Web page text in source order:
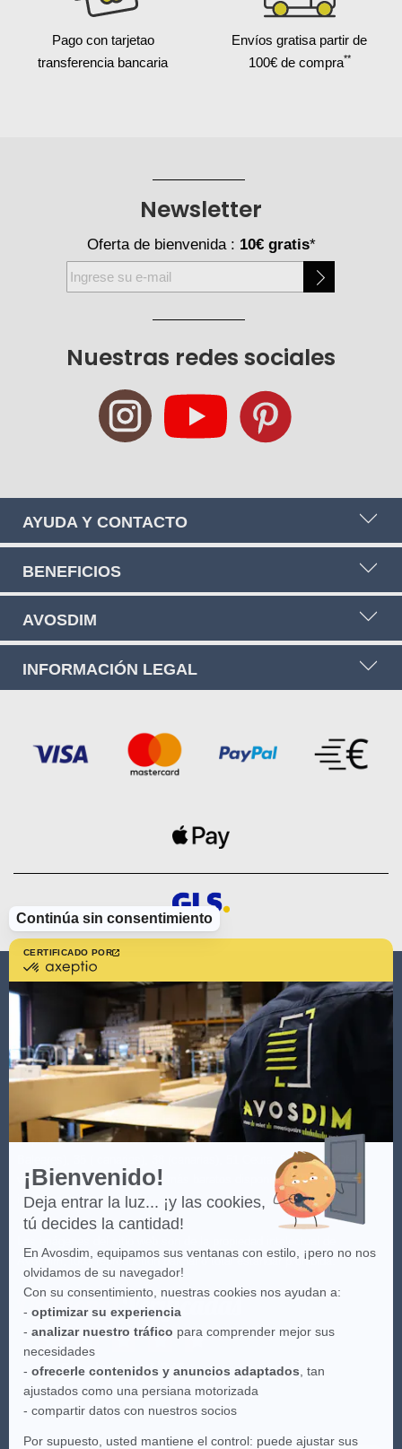
CERTIFICADO POR
Más
información
sobre
Axeptio
¡Bienvenido!
Deja entrar la luz... ¡y las cookies,
tú decides la cantidad!
En Avosdim, equipamos sus ventanas con estilo, ¡pero no nos
olvidamos de su navegador!
Con su consentimiento, nuestras cookies nos ayudan a:
- optimizar su experiencia
- analizar nuestro tráfico para comprender mejor sus
necesidades
- ofrecerle contenidos y anuncios adaptados , tan
ajustados como una persiana motorizada
- compartir datos con nuestros socios
Por supuesto, usted mantiene el control: puede ajustar sus
Continúa sin consentimiento
Pago con tarjetao
transferencia bancaria
Envíos gratisa partir de
100€ de compra**
Nuestras redes sociales
Newsletter
Oferta de bienvenida : 10€ gratis*
Inscríbase
a
de
AYUDA Y CONTACTO
BENEFICIOS
AVOSDIM
INFORMACIÓN LEGAL
AVOSDIM
(*) Ver las condiciones de la oferta haciendo clic aquí
(**) Entrega gratuita para todo pedido a partir de 100€ sólo para
España Peninsular - no incluye Islas Baleares y Canarias: 07 (Islas
Baleares), 35 ( canarias), 38 (canarias), 51 Ceuta, 52 Melilla. Oferta
válida con los transportistas más baratos disponibles. Para más
informaciónaquí.
Avosdim, toda reproduction parcial o total estándar prohibida.